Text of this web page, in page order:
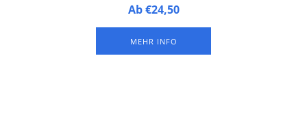
Sortiersystem aus Kunststoffschaum
Ab €24,50
MEHR INFO